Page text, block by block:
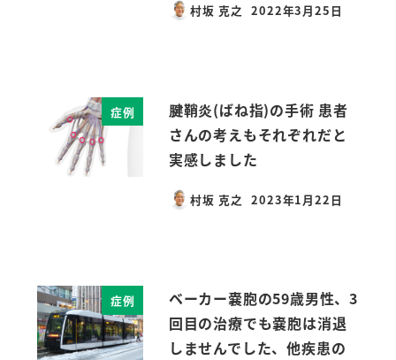
村坂 克之
投稿日
2022年3月25日
症例
腱鞘炎(ばね指)の手術 患者
さんの考えもそれぞれだと
実感しました
村坂 克之
投稿日
2023年1月22日
症例
ベーカー嚢胞の59歳男性、3
回目の治療でも嚢胞は消退
しませんでした、他疾患の